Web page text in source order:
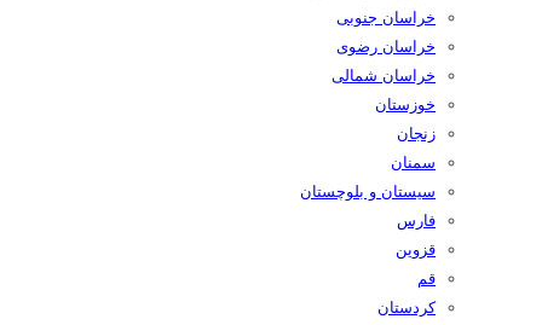
خراسان جنوبی
خراسان رضوی
خراسان شمالی
خوزستان
زنجان
سمنان
سیستان و بلوچستان
فارس
قزوین
قم
کردستان